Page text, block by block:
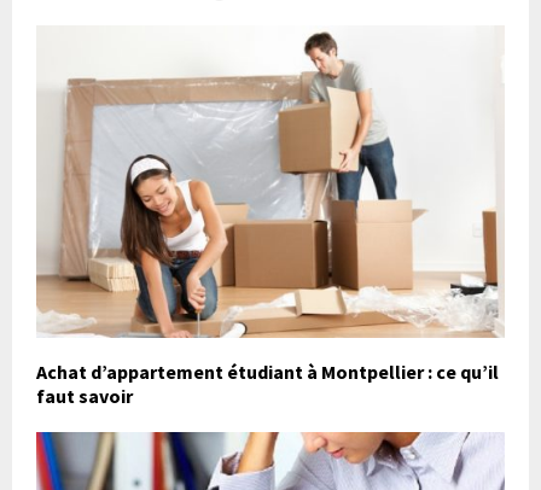
Achat d’appartement étudiant à Montpellier : ce qu’il
faut savoir